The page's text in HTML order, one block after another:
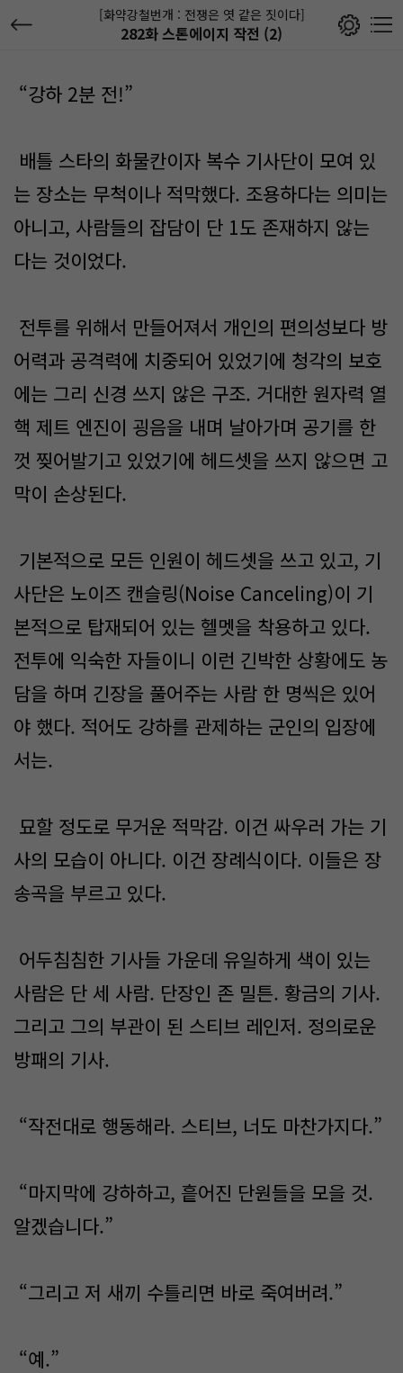
[화약강철번개 : 전쟁은 엿 같은 짓이다]
282화 스톤에이지 작전 (2)
“강하 2분 전!”
배틀 스타의 화물칸이자 복수 기사단이 모여 있
는 장소는 무척이나 적막했다. 조용하다는 의미는
아니고, 사람들의 잡담이 단 1도 존재하지 않는
다는 것이었다.
전투를 위해서 만들어져서 개인의 편의성보다 방
어력과 공격력에 치중되어 있었기에 청각의 보호
에는 그리 신경 쓰지 않은 구조. 거대한 원자력 열
핵 제트 엔진이 굉음을 내며 날아가며 공기를 한
껏 찢어발기고 있었기에 헤드셋을 쓰지 않으면 고
막이 손상된다.
기본적으로 모든 인원이 헤드셋을 쓰고 있고, 기
사단은 노이즈 캔슬링(Noise Canceling)이 기
본적으로 탑재되어 있는 헬멧을 착용하고 있다.
전투에 익숙한 자들이니 이런 긴박한 상황에도 농
담을 하며 긴장을 풀어주는 사람 한 명씩은 있어
야 했다. 적어도 강하를 관제하는 군인의 입장에
서는.
묘할 정도로 무거운 적막감. 이건 싸우러 가는 기
사의 모습이 아니다. 이건 장례식이다. 이들은 장
송곡을 부르고 있다.
어두침침한 기사들 가운데 유일하게 색이 있는
사람은 단 세 사람. 단장인 존 밀튼. 황금의 기사.
그리고 그의 부관이 된 스티브 레인저. 정의로운
방패의 기사.
“작전대로 행동해라. 스티브, 너도 마찬가지다.”
“마지막에 강하하고, 흩어진 단원들을 모을 것.
알겠습니다.”
“그리고 저 새끼 수틀리면 바로 죽여버려.”
“예.”